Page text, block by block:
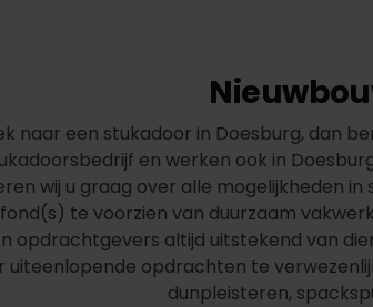
naar een stukadoor in Doesburg, dan
en werken ook in
wij u graag over alle mogelijkheden
te voorzien van duurzaam
opdrachtgevers altijd uitstekend van
uiteenlopende opdrachten te
dunpleisteren,